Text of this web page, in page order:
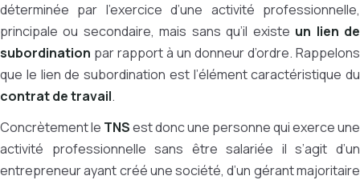
déterminée par l’exercice d’une activité professionnelle,
principale ou secondaire, mais sans qu’il existe un lien de
subordination par rapport à un donneur d’ordre. Rappelons
que le lien de subordination est l’élément caractéristique du
contrat de travail.
Concrètement le TNSest donc une personne qui exerce une
activité professionnelle sans être salariée il s’agit d’un
entrepreneur ayant créé une société, d’un gérant majoritaire